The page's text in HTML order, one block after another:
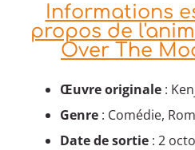
Informations
propos de
Over The
Œuvre originale :
Genre : Comédie,
Date de sortie : 2